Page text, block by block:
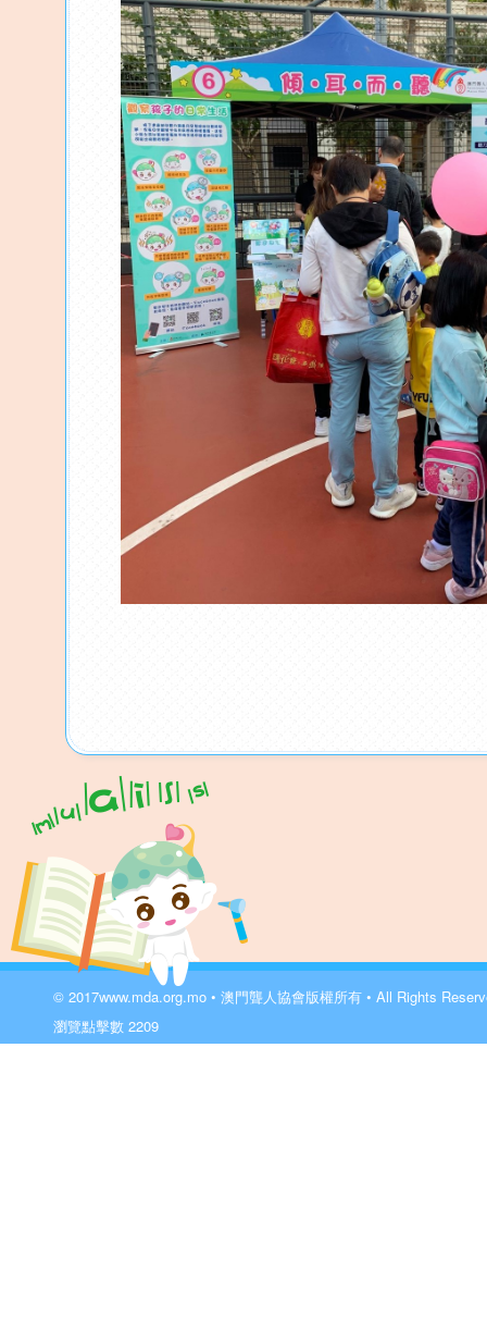
© 2017www.mda.org.mo • 澳門聾人協會版權所有 • All Rights
瀏覽點擊數 2209